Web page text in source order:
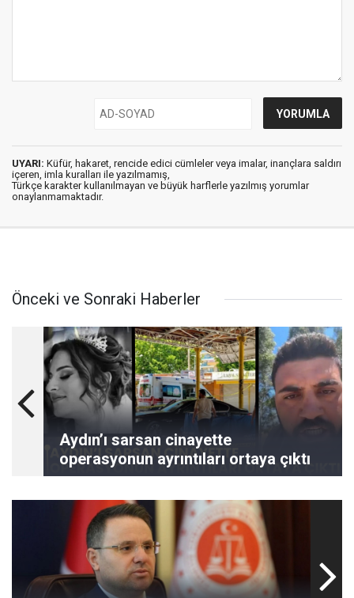
UYARI: Küfür, hakaret, rencide edici cümleler veya imalar, inançlara saldırı
içeren, imla kuralları ile yazılmamış,
Türkçe karakter kullanılmayan ve büyük harflerle yazılmış yorumlar
onaylanmamaktadır.
Önceki ve Sonraki Haberler
Aydın’ı sarsan cinayette
operasyonun ayrıntıları ortaya çıktı